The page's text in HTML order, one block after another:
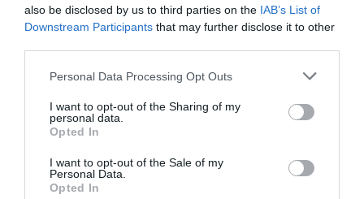
also be disclosed by us to third parties on the IAB’s List of
Downstream Participants that may further disclose it to other
Personal Data Processing Opt Outs
I want to opt-out of the Sharing of my
personal data.
Opted In
I want to opt-out of the Sale of my
Personal Data.
Opted In